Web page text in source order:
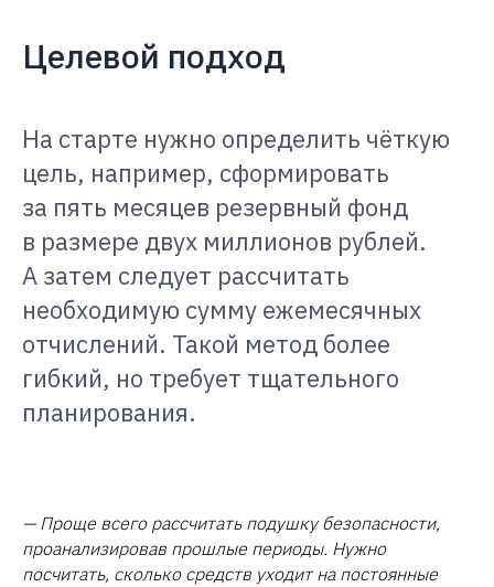
Целевой подход
На старте нужно определить чёткую
цель, например, сформировать
за пять месяцев резервный фонд
в размере двух миллионов рублей.
А затем следует рассчитать
необходимую сумму ежемесячных
отчислений. Такой метод более
гибкий, но требует тщательного
планирования.
— Проще всего рассчитать подушку безопасности,
проанализировав прошлые периоды. Нужно
посчитать, сколько средств уходит на постоянные